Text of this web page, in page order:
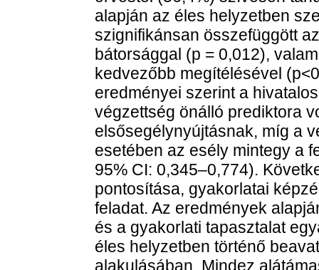
alapján az éles helyzetben
szignifikánsan összefüggött
bátorsággal (p = 0,012),
kedvezőbb megítélésével
eredményei szerint a
végzettség önálló prediktora
elsősegélynyújtásnak, míg a
esetében az esély mintegy a
95% CI: 0,345–0,774).
pontosítása, gyakorlatai
feladat. Az eredmények
és a gyakorlati tapasztalat
éles helyzetben történő
alakulásában. Mindez